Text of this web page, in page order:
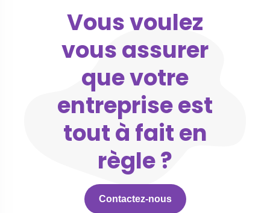
Vous voulez
vous assurer
que votre
entreprise est
tout à fait en
règle ?
Contactez-nous